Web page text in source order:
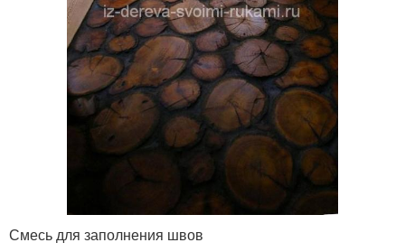
Смесь для заполнения швов